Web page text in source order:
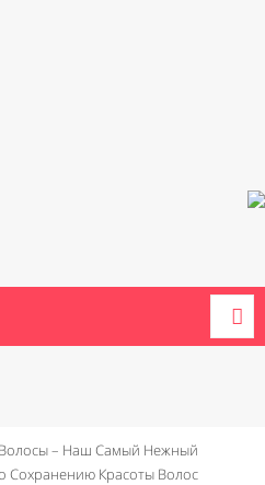
Волосы – Наш Самый Нежный
Сохранению Красоты Волос